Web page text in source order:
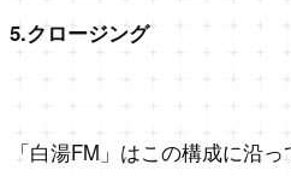
5.クロージング
「白湯FM」はこの構成に沿っ